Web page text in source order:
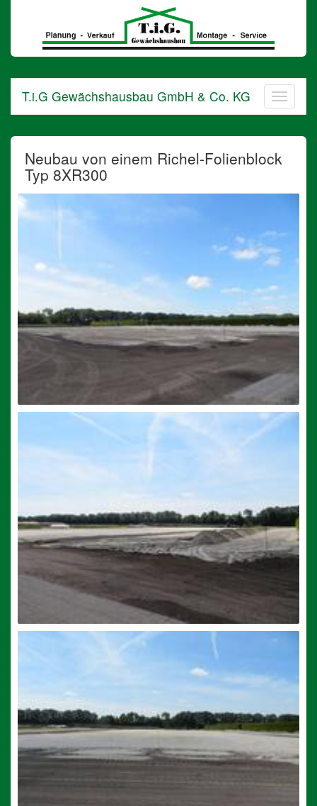
Gewächshausbau
GmbH
&
Co.
KG
in
T.i.G Gewächshausbau GmbH & Co. KG
Neubau von einem Richel-Folienblock
Typ 8XR300